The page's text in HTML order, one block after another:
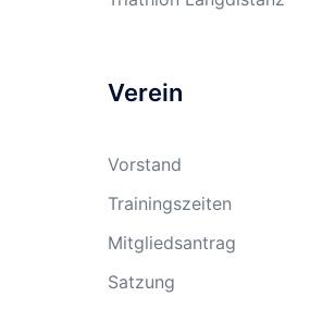
Verein
Vorstand
Trainingszeiten
Mitgliedsantrag
Satzung